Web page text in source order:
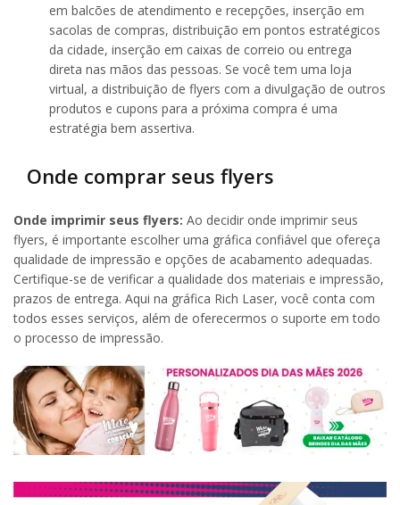
em balcões de atendimento e recepções, inserção em
sacolas de compras, distribuição em pontos estratégicos
da cidade, inserção em caixas de correio ou entrega
direta nas mãos das pessoas. Se você tem uma loja
virtual, a distribuição de flyers com a divulgação de outros
produtos e cupons para a próxima compra é uma
estratégia bem assertiva.
Onde comprar seus flyers
Onde imprimir seus flyers: Ao decidir onde imprimir seus
flyers, é importante escolher uma gráfica confiável que ofereça
qualidade de impressão e opções de acabamento adequadas.
Certifique-se de verificar a qualidade dos materiais e impressão,
prazos de entrega. Aqui na gráfica Rich Laser, você conta com
todos esses serviços, além de oferecermos o suporte em todo
o processo de impressão.